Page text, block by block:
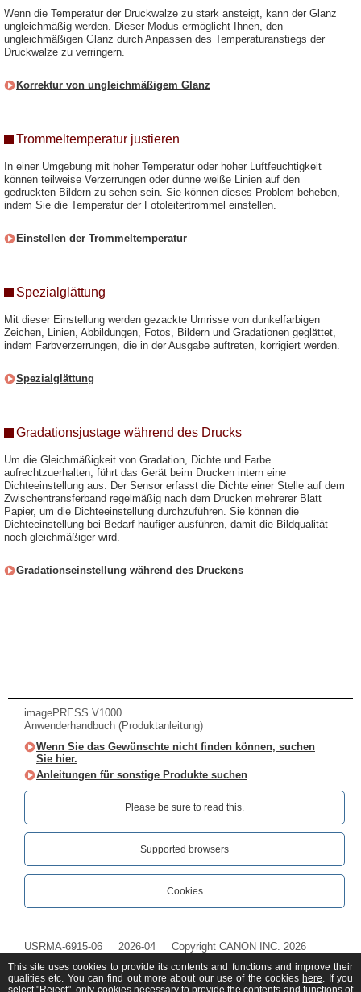
Wenn die Temperatur der Druckwalze zu stark ansteigt, kann der Glanz
ungleichmäßig werden. Dieser Modus ermöglicht Ihnen, den
ungleichmäßigen Glanz durch Anpassen des Temperaturanstiegs der
Druckwalze zu verringern.
Korrektur von ungleichmäßigem Glanz
Trommeltemperatur justieren
In einer Umgebung mit hoher Temperatur oder hoher Luftfeuchtigkeit
können teilweise Verzerrungen oder dünne weiße Linien auf den
gedruckten Bildern zu sehen sein. Sie können dieses Problem beheben,
indem Sie die Temperatur der Fotoleitertrommel einstellen.
Einstellen der Trommeltemperatur
Spezialglättung
Mit dieser Einstellung werden gezackte Umrisse von dunkelfarbigen
Zeichen, Linien, Abbildungen, Fotos, Bildern und Gradationen geglättet,
indem Farbverzerrungen, die in der Ausgabe auftreten, korrigiert werden.
Spezialglättung
Gradationsjustage während des Drucks
Um die Gleichmäßigkeit von Gradation, Dichte und Farbe
aufrechtzuerhalten, führt das Gerät beim Drucken intern eine
Dichteeinstellung aus. Der Sensor erfasst die Dichte einer Stelle auf dem
Zwischentransferband regelmäßig nach dem Drucken mehrerer Blatt
Papier, um die Dichteeinstellung durchzuführen. Sie können die
Dichteeinstellung bei Bedarf häufiger ausführen, damit die Bildqualität
noch gleichmäßiger wird.
Gradationseinstellung während des Druckens
imagePRESS V1000
Anwenderhandbuch (Produktanleitung)
Wenn Sie das Gewünschte nicht finden können, suchen
Sie hier.
Anleitungen für sonstige Produkte suchen
Please be sure to read this.‎
Supported browsers
Cookies
USRMA-6915-06 2026-04 Copyright CANON INC. 2026
This site uses cookies to provide its contents and functions and improve their
qualities etc. You can find out more about our use of the cookies here. If you
select "Reject", only cookies necessary to provide the contents and functions of